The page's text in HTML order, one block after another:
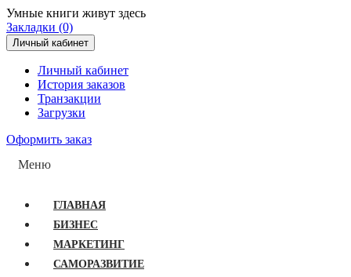
Умные книги живут здесь
Закладки (0)
Личный кабинет
Личный кабинет
История заказов
Транзакции
Загрузки
Оформить заказ
Меню
ГЛАВНАЯ
БИЗНЕС
МАРКЕТИНГ
САМОРАЗВИТИЕ